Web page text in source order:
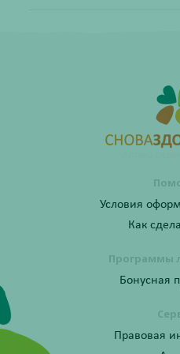
Условия
Как
Программы
Бонусная
Правовая